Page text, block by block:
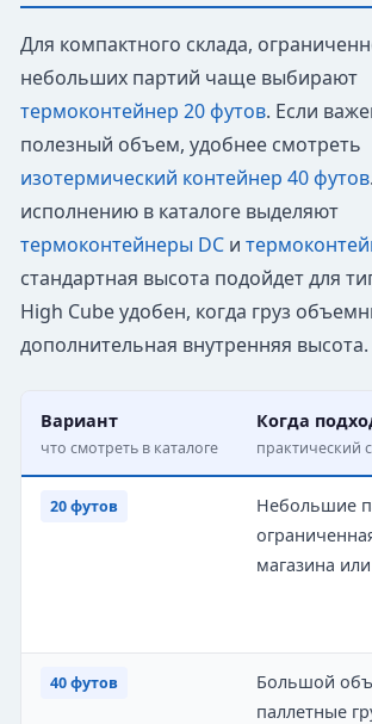
Для компактного склада,
небольших партий чаще выбирают
термоконтейнер 20 футов. Если
полезный объем, удобнее смотреть
изотермический контейнер 40 футов
исполнению в каталоге выделяют
термоконтейнеры DCи
стандартная высота подойдет для
High Cube удобен, когда груз
дополнительная внутренняя высота.
Вариант
что смотреть в каталоге
Когда
практический
20 футов
Небольшие
магазина
40 футов
Большой
паллетные